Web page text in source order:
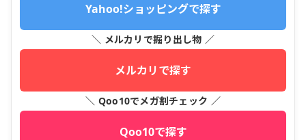
Yahoo!ショッピングで探す
＼ メルカリで掘り出し物 ／
メルカリで探す
＼ Qoo10でメガ割チェック ／
Qoo10で探す